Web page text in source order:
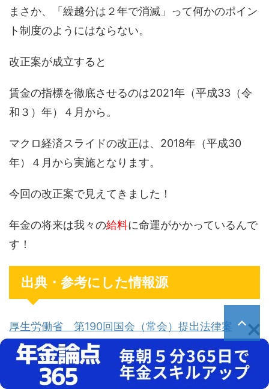
まさか、「繰越分は２年で消滅」って何かのポイン
ト制度のようにはならない。
改正案が成立すると
賃金の指標を徹底させるのは2021年（平成33（令
和３）年）４月から。
マクロ経済スライドの改正は、2018年（平成30
年）４月から実施となります。
今回の改正案で見えてきました！
年金の将来は我々の給料に命運がかかっているんで
す！
出典・参考にした情報源
厚生労働省 第190回国会（常会）提出法律案